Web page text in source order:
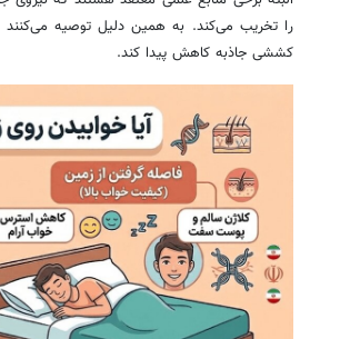
کششی جاذبه کاهش پیدا کند.